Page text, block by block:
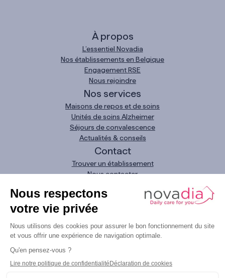
À propos
L’essentiel Novadia
Nos établissements en Belgique
Engagement RSE
Nous rejoindre
Nos services
Maisons de repos et de soins
Unités de soins Alzheimer
Séjours de convalescence
Actualités & conseils
Contact
Trouver un établissement
Nous contacter
Nous appeler
0800 11 093
LinkedIn